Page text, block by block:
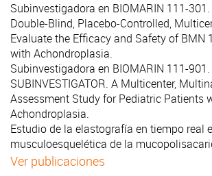
Subinvestigadora en BIOMARIN 111-
Double-Blind, Placebo-Controlled,
Evaluate the Efficacy and Safety of BMN
with Achondroplasia.
Subinvestigadora en BIOMARIN 111-901.
SUBINVESTIGATOR. A Multicenter,
Assessment Study for Pediatric Patients
Achondroplasia.
Estudio de la elastografía en tiempo real
musculoesquelética de la
Ver publicaciones